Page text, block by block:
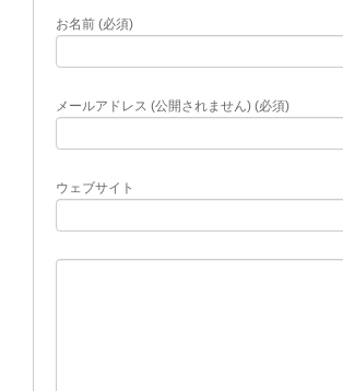
お名前 (必須)
メールアドレス (公開されません) (必須)
ウェブサイト